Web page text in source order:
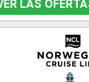
LAS